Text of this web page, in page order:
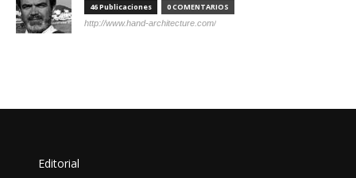
46 Publicaciones 0 COMENTARIOS
http://www.hand-architecture.com/
Editorial